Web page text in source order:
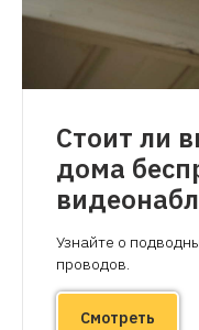
Стоит ли
дома
Узнайте о
проводов.
Смотреть